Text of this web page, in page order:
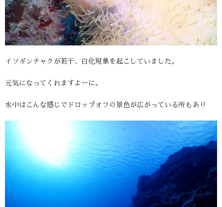
イソギンチャクが若干、白化現象を起こしていました。
元気になってくれますよーに。
水中はこんな感じでドロップオフの景色が広がっている所もあり